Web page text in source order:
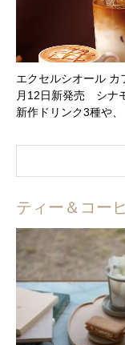
エクセルシオール カ
月12日新発売 シナ
新作ドリンク3種や
ティー＆コー